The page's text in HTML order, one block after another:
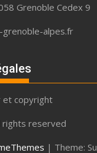
Grenoble Cedex 9
grenoble-alpes.fr
et copyright
rights reserved
| Theme: